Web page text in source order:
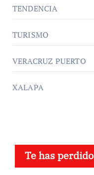
TENDENCIA
TURISMO
VERACRUZ PUERTO
XALAPA
Te has perdido